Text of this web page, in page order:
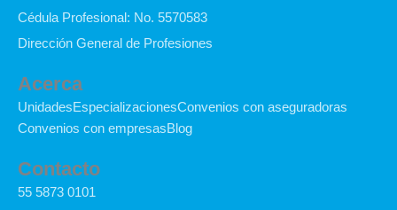
-
f
m
Cédula Profesional: No. 5570583
Dirección General de Profesiones
Acerca
UnidadesEspecializacionesConvenios con aseguradoras
Convenios con empresasBlog
Contacto
55 5873 0101